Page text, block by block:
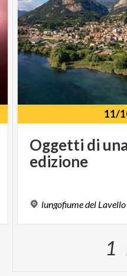
11/
Oggetti di
edizione
lungofiumedel Lavello
1